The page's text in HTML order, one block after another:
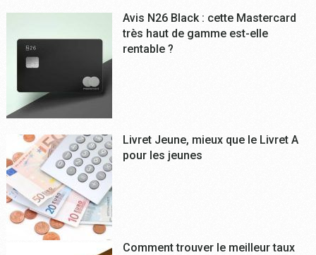
Avis N26 Black : cette Mastercard
très haut de gamme est-elle
rentable ?
Livret Jeune, mieux que le Livret A
pour les jeunes
Comment trouver le meilleur taux